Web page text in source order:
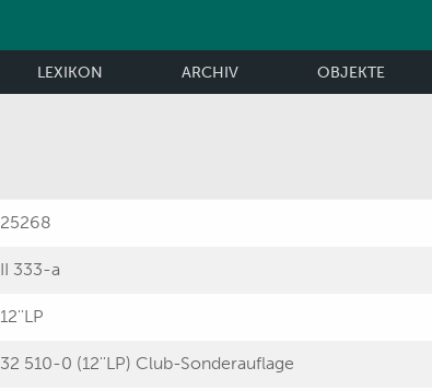
LEXIKON ARCHIV OBJEKTE
25268
II 333-a
12''LP
32 510-0 (12''LP) Club-Sonderauflage